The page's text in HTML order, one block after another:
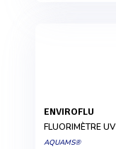
ENVIROFLU
FLUORIMÈTRE UV
AQUAMS®